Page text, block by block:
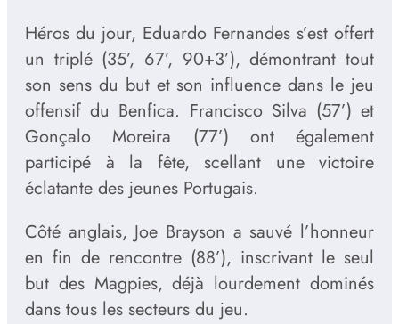
Héros du jour, Eduardo Fernandes s’est offert
un triplé (35’, 67’, 90+3’), démontrant tout
son sens du but et son influence dans le jeu
offensif du Benfica. Francisco Silva (57’) et
Gonçalo Moreira (77’) ont également
participé à la fête, scellant une victoire
éclatante des jeunes Portugais.
Côté anglais, Joe Brayson a sauvé l’honneur
en fin de rencontre (88’), inscrivant le seul
but des Magpies, déjà lourdement dominés
dans tous les secteurs du jeu.